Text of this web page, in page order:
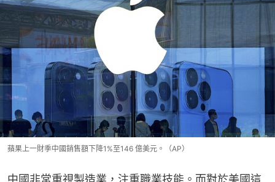
蘋果上一財季中國銷售額下降1%至146 億美元。（AP）
中國非常重視製造業，注重職業技能。而對於美國這